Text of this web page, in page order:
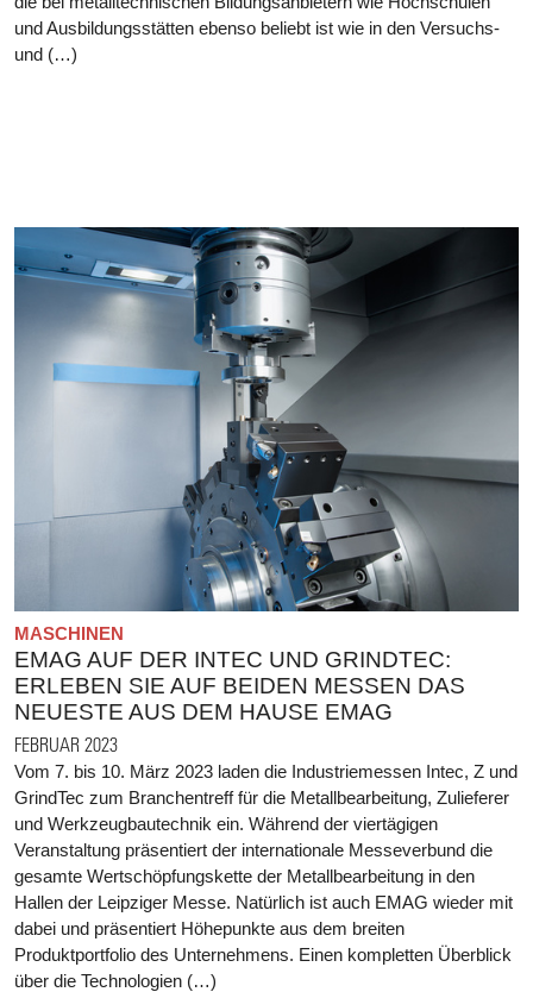
und Ausbildungsstätten ebenso beliebt ist wie in den Versuchs-
und (…)
MASCHINEN
EMAG AUF DER INTEC UND GRINDTEC:
ERLEBEN SIE AUF BEIDEN MESSEN DAS
NEUESTE AUS DEM HAUSE EMAG
FEBRUAR 2023
Vom 7. bis 10. März 2023 laden die Industriemessen Intec, Z und
GrindTec zum Branchentreff für die Metallbearbeitung, Zulieferer
und Werkzeugbautechnik ein. Während der viertägigen
Veranstaltung präsentiert der internationale Messeverbund die
gesamte Wertschöpfungskette der Metallbearbeitung in den
Hallen der Leipziger Messe. Natürlich ist auch EMAG wieder mit
dabei und präsentiert Höhepunkte aus dem breiten
Produktportfolio des Unternehmens. Einen kompletten Überblick
über die Technologien (…)